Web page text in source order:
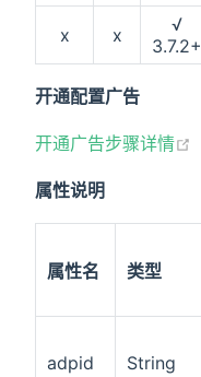
x x
√
3.7.2+
开通配置广告
开通广告步骤详情
属性说明
属性名 类型
adpid String